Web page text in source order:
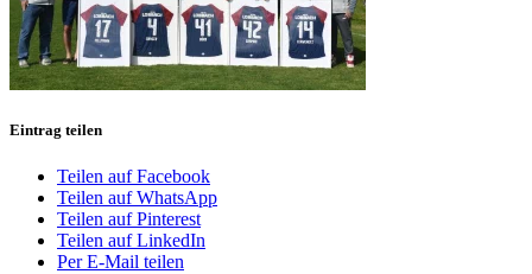
Eintrag teilen
Teilen auf Facebook
Teilen auf WhatsApp
Teilen auf Pinterest
Teilen auf LinkedIn
Per E-Mail teilen